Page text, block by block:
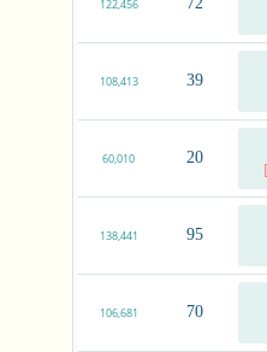
122,456
39
108,413
20
60,010
95
138,441
70
106,681